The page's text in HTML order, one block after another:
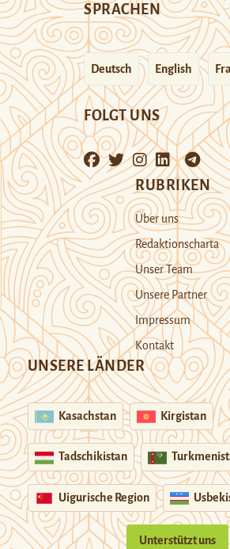
SPRACHEN
Deutsch English
FOLGT UNS
RUBRIKEN
Über uns
Redaktionscharta
Unser Team
Unsere Partner
Impressum
Kontakt
UNSERE LÄNDER
Kasachstan Kirgistan
Tadschikistan
Uigurische Region
Unterstützt uns